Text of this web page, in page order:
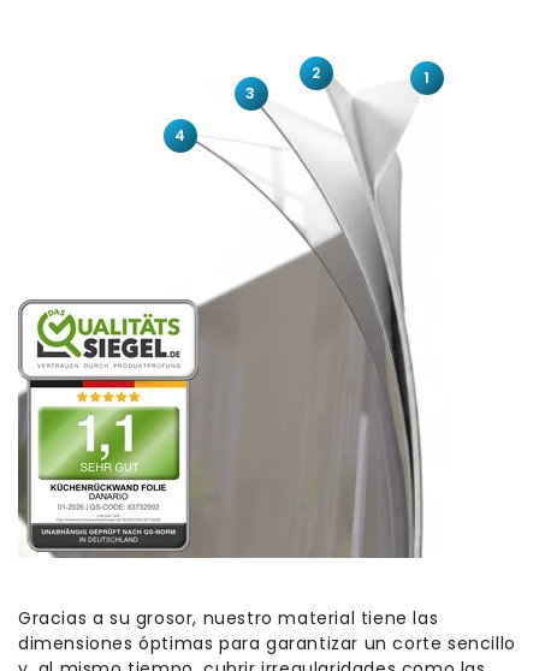
1
2
3
4
Gracias a su grosor, nuestro material tiene las
dimensiones óptimas para garantizar un corte sencillo